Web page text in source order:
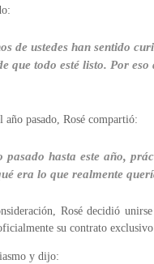
de ustedes han sentido
que todo esté listo. Por
pasado, Rosé compartió:
pasado hasta este año,
era lo que realmente
Rosé decidió
su contrato
y dijo: